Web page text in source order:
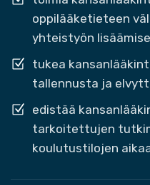
oppilääketieteen
yhteistyön
tukea
tallennusta ja
edistää
tarkoitettujen
koulutustilojen